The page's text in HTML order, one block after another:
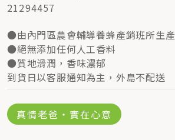
21294457
●由內門區農會輔導養蜂產銷班所生產
●絕無添加任何人工香料
●質地滑潤，香味濃郁
到貨日以客服通知為主，外島不配送
真情老爸・實在心意